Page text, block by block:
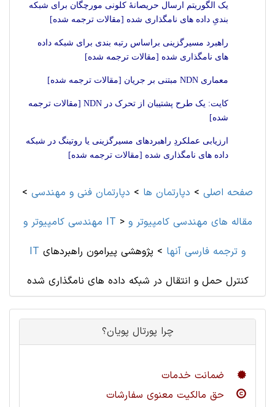
یک الگوریتم ارسال حریصانۀ کلونی مورچگان برای شبکه
بندیِ داده های نامگذاری شده [مقالات ترجمه شده]
راهبرد مسیرگزینی براساس رتبه بندی برای شبکه داده
های نامگذاری شده [مقالات ترجمه شده]
معماری NDN مبتنی بر جریان [مقالات ترجمه شده]
کایت: یک طرح پشتیبان از تحرک در NDN [مقالات ترجمه
شده]
ارزیابی عملکردِ راهبردهای مسیرگزینی یا روتینگ در شبکه
داده های نامگذاری شده [مقالات ترجمه شده]
صفحه اصلی > دپارتمان ها > دپارتمان فنی و مهندسی >
مهندسی کامپیوتر و IT > مقاله های مهندسی کامپیوتر و
IT و ترجمه فارسی آنها > پژوهشی پیرامون راهبردهای
کنترل حمل و انتقال در شبکه داده های نامگذاری شده
چرا پورتال پویان؟
ضمانت خدمات
حق مالکیت معنوی سفارشات